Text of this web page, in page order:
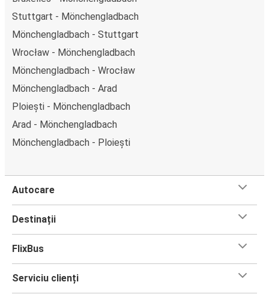
Stuttgart - Mönchengladbach
Mönchengladbach - Stuttgart
Wrocław - Mönchengladbach
Mönchengladbach - Wrocław
Mönchengladbach - Arad
Ploiești - Mönchengladbach
Arad - Mönchengladbach
Mönchengladbach - Ploiești
Autocare
Destinații
FlixBus
Serviciu clienți